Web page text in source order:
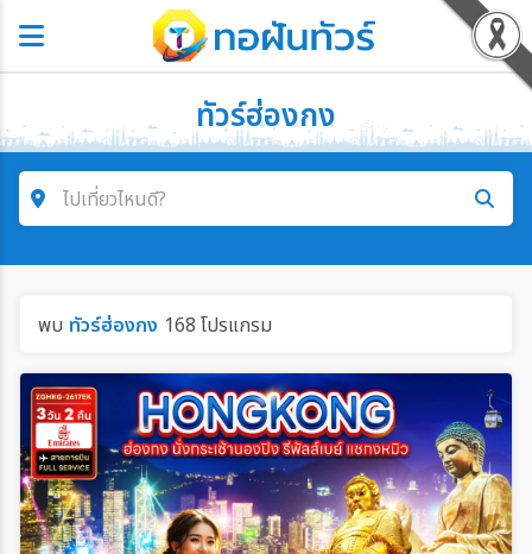
ทัวร์ฮ่องกง
ไปเที่ยวไหนดี?
ค้นหาประเทศ
ค้นหาเมือง
ค้นหาสายการบิน
พบ ทัวร์ฮ่องกง 168 โปรแกรม